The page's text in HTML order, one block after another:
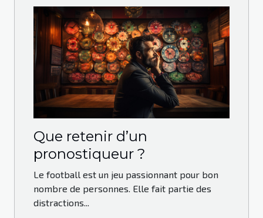
Que retenir d’un
pronostiqueur ?
Le football est un jeu passionnant pour bon
nombre de personnes. Elle fait partie des
distractions...